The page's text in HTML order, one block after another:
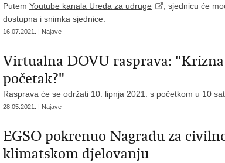
Putem Youtube kanala Ureda za udruge
, sjednicu će
dostupna i snimka sjednice.
16.07.2021. | Najave
Virtualna DOVU rasprava:
početak?"
Rasprava će se održati 10. lipnja 2021. s početkom u 10
28.05.2021. | Najave
EGSO pokrenuo Nagradu za
klimatskom djelovanju